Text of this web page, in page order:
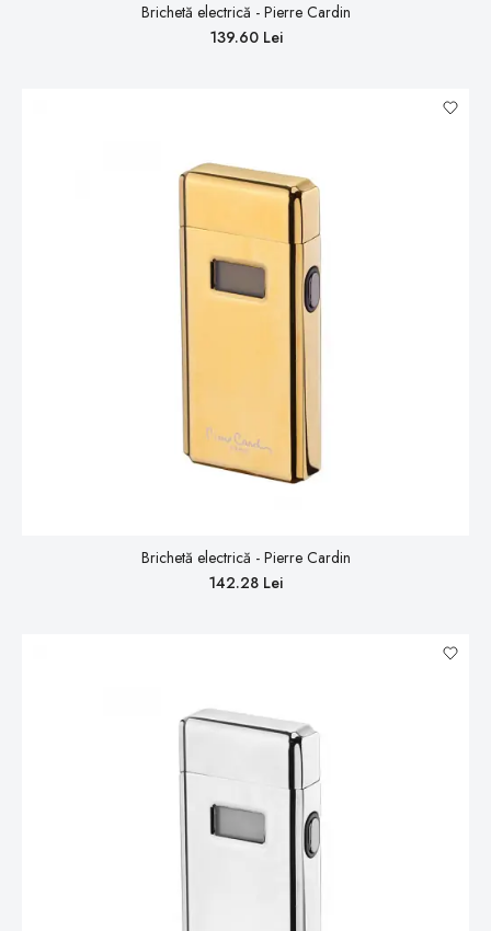
Brichetă electrică - Pierre Cardin
139.60 Lei
Brichetă electrică - Pierre Cardin
142.28 Lei